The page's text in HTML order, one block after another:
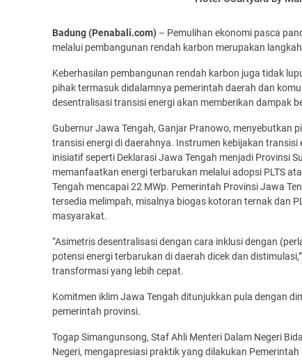
Badung (Penabali.com) – Pemulihan ekonomi pasca
melalui pembangunan rendah karbon merupakan
Keberhasilan pembangunan rendah karbon juga tidak
pihak termasuk didalamnya pemerintah daerah dan
desentralisasi transisi energi akan memberikan dampak
Gubernur Jawa Tengah, Ganjar Pranowo, menyebutkan
transisi energi di daerahnya. Instrumen kebijakan
inisiatif seperti Deklarasi Jawa Tengah menjadi Provinsi
memanfaatkan energi terbarukan melalui adopsi PLTS
Tengah mencapai 22 MWp. Pemerintah Provinsi Jawa
tersedia melimpah, misalnya biogas kotoran ternak dan
masyarakat.
“Asimetris desentralisasi dengan cara inklusi dengan
potensi energi terbarukan di daerah dicek dan
transformasi yang lebih cepat.
Komitmen iklim Jawa Tengah ditunjukkan pula dengan
pemerintah provinsi.
Togap Simangunsong, Staf Ahli Menteri Dalam Negeri
Negeri, mengapresiasi praktik yang dilakukan